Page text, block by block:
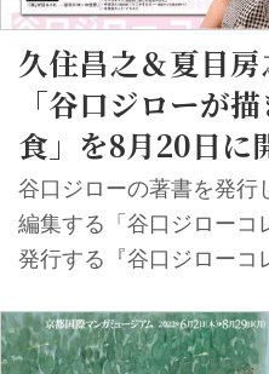
久住昌之＆夏目
「谷口ジローが
食」を8月20日に
谷口ジローの著書を発行
編集する「谷口ジローコ
発行する『谷口ジローコ
1巻を5月30日に刊行。
谷口・久住コンビの佳編